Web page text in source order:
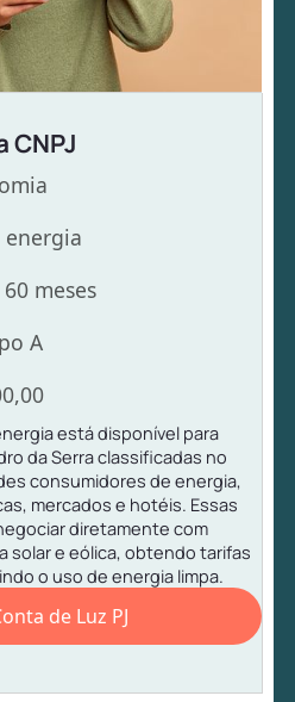
CNPJ
meses
A
está disponível para
da Serra classificadas no
consumidores de energia,
mercados e hotéis. Essas
diretamente com
solar e eólica, obtendo tarifas
o uso de energia limpa.
de Luz PJ